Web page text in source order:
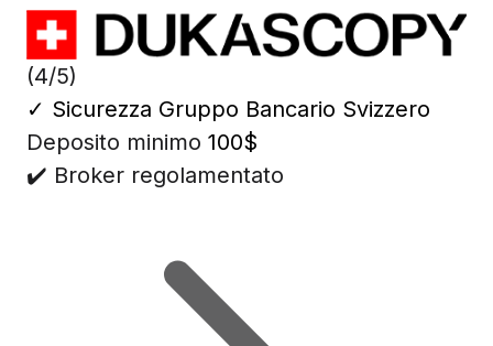
(4/5)
✓ Sicurezza Gruppo Bancario Svizzero
Deposito minimo 100$
✔️ Broker regolamentato